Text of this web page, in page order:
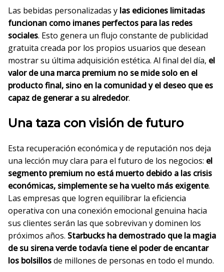
Las bebidas personalizadas y las ediciones limitadas
funcionan como imanes perfectos para las redes
sociales. Esto genera un flujo constante de publicidad
gratuita creada por los propios usuarios que desean
mostrar su última adquisición estética. Al final del día, el
valor de una marca premium no se mide solo en el
producto final, sino en la comunidad y el deseo que es
capaz de generar a su alrededor.
Una taza con visión de futuro
Esta recuperación económica y de reputación nos deja
una lección muy clara para el futuro de los negocios: el
segmento premium no está muerto debido a las crisis
económicas, simplemente se ha vuelto más exigente.
Las empresas que logren equilibrar la eficiencia
operativa con una conexión emocional genuina hacia
sus clientes serán las que sobrevivan y dominen los
próximos años. Starbucks ha demostrado que la magia
de su sirena verde todavía tiene el poder de encantar
los bolsillosde millones de personas en todo el mundo.